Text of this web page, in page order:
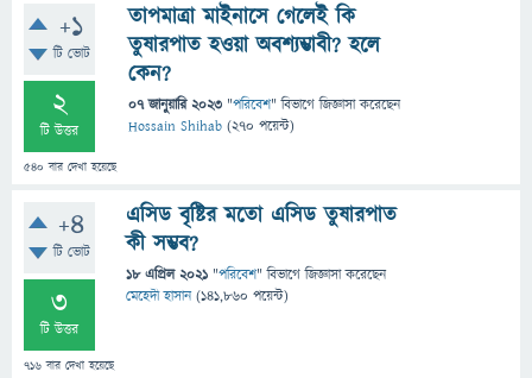
+1
টি ভোট
2
টি উত্তর
540 বার দেখা হয়েছে
তাপমাত্রা মাইনাসে গেলেই কি
তুষারপাত হওয়া অবশ্যম্ভাবী? হলে
কেন?
07 জানুয়ারি 2023 "পরিবেশ" বিভাগে জিজ্ঞাসাকরেছেন
Hossain Shihab (270 পয়েন্ট)
+4
টি ভোট
3
টি উত্তর
716 বার দেখা হয়েছে
এসিড বৃষ্টির মতো এসিড তুষারপাত
কী সম্ভব?
18 এপ্রিল 2021 "পরিবেশ" বিভাগে জিজ্ঞাসাকরেছেন
মেহেদী হাসান (141,860 পয়েন্ট)